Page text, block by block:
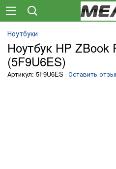
Ноутбуки
Ноутбук HP ZBook
(5F9U6ES)
Артикул: 5F9U6ES Оставить